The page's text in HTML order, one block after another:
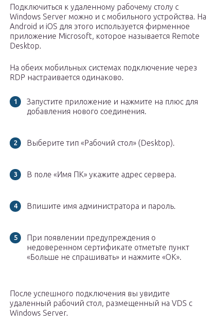
Подключиться к удаленному рабочему столу с
Windows Server можно и с мобильного устройства. На
Android и iOS для этого используется фирменное
приложение Microsoft, которое называется Remote
Desktop.
На обеих мобильных системах подключение через
RDP настраивается одинаково.
Запустите приложение и нажмите на плюс для
добавления нового соединения.
Выберите тип «Рабочий стол» (Desktop).
В поле «Имя ПК» укажите адрес сервера.
Впишите имя администратора и пароль.
При появлении предупреждения о
недоверенном сертификате отметьте пункт
«Больше не спрашивать» и нажмите «ОК».
После успешного подключения вы увидите
удаленный рабочий стол, размещенный на VDS с
Windows Server.